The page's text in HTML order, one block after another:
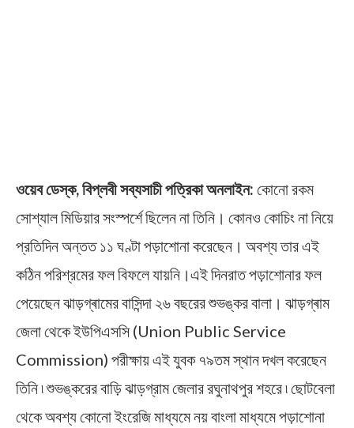
ওয়েব ডেস্ক, বিপ্লবী সব্যসাচী পত্রিকা অনলাইন: কোনো রকম
সোশ্যাল মিডিয়ার সংস্পর্শে ছিলেন না তিনি। কোনও কোচিং না নিয়ে
প্রতিদিন অন্তত ১১ ঘণ্টা পড়াশোনা করেছেন। অবশ্য তার এই
কঠিন পরিশ্রমের ফল বিফলে যায়নি।এই দিনরাত পড়াশোনার ফল
পেয়েছেন ঝাড়গ্ৰামের বাসিন্দা ২৬ বছরের শুভঙ্কর বালা। ঝাড়গ্ৰাম
জেলা থেকে ইউপিএসসি (Union Public Service
Commission) পরীক্ষায় এই যুবক ৭৯তম স্থান দখল করেছেন
তিনি ৷ শুভঙ্করের বাড়ি ঝাড়গ্রাম জেলার রঘুনাথপুর শহরে ৷ ছোটবেলা
থেকে অবশ্য কোনো ইংরেজি মাধ্যমে নয় বাংলা মাধ্যমে পড়াশোনা